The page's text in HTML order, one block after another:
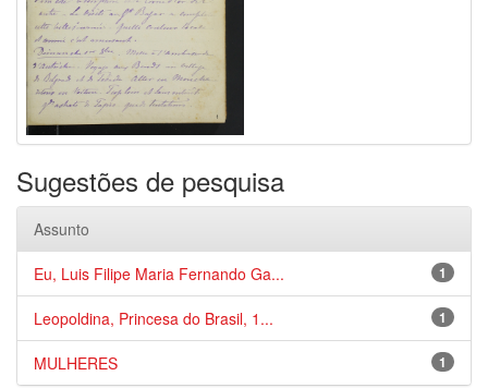
Sugestões de pesquisa
Assunto
1
Eu, Luis Filipe Maria Fernando Ga...
1
Leopoldina, Princesa do Brasil, 1...
1
MULHERES